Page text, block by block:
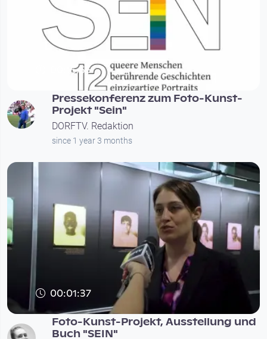
00:15:55
Pressekonferenz zum Foto-Kunst-
Projekt "Sein"
DORFTV. Redaktion
since 1 year 3 months
00:01:37
Foto-Kunst-Projekt, Ausstellung und
Buch "SEIN"